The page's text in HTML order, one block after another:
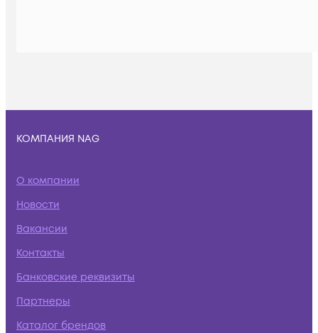
КОМПАНИЯ NAG
О компании
Новости
Вакансии
Контакты
Банковские реквизиты
Партнеры
Каталог брендов